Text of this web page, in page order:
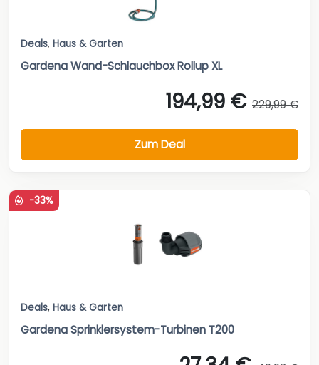
Deals, Haus & Garten
Gardena Wand-Schlauchbox Rollup XL
194,99 € 229,99 €
Zum Deal
-33%
Deals, Haus & Garten
Gardena Sprinklersystem-Turbinen T200